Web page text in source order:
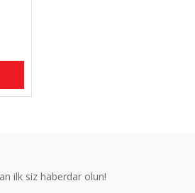
ilk siz haberdar olun!